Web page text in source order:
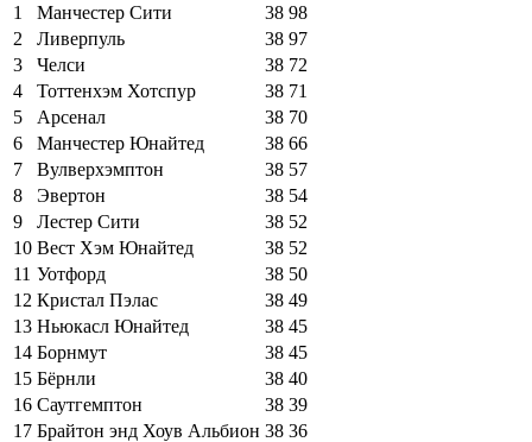
1
Манчестер Сити 38 98
2
Ливерпуль 38 97
3
Челси 38 72
4
Тоттенхэм Хотспур 38 71
5
Арсенал 38 70
6
Манчестер Юнайтед 38 66
7
Вулверхэмптон 38 57
8
Эвертон 38 54
9
Лестер Сити 38 52
10 Вест Хэм Юнайтед 38 52
11 Уотфорд 38 50
12 Кристал Пэлас 38 49
13 Ньюкасл Юнайтед 38 45
14 Борнмут 38 45
15 Бёрнли 38 40
16 Саутгемптон 38 39
17 Брайтон энд Хоув Альбион 38 36